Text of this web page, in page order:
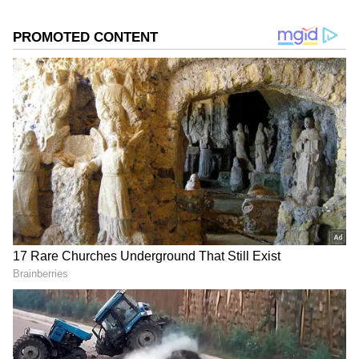
DOWNLOAD APP
RECOMMENDED STORIES